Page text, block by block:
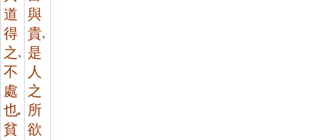
道
得
之
不
處
也
貧
與
貴
是
人
之
所
欲